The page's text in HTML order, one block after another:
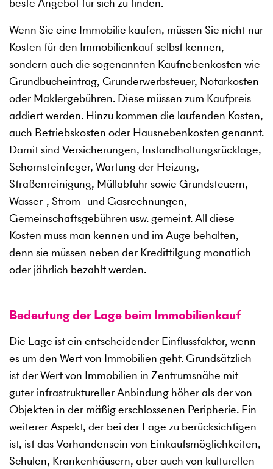
Wenn Sie eine Immobilie kaufen, müssen Sie nicht nur
Kosten für den Immobilienkauf selbst kennen,
sondern auch die sogenannten Kaufnebenkosten wie
Grundbucheintrag, Grunderwerbsteuer, Notarkosten
oder Maklergebühren. Diese müssen zum Kaufpreis
addiert werden. Hinzu kommen die laufenden Kosten,
auch Betriebskosten oder Hausnebenkosten genannt.
Damit sind Versicherungen, Instandhaltungsrücklage,
Schornsteinfeger, Wartung der Heizung,
Straßenreinigung, Müllabfuhr sowie Grundsteuern,
Wasser-, Strom- und Gasrechnungen,
Gemeinschaftsgebühren usw. gemeint. All diese
Kosten muss man kennen und im Auge behalten,
denn sie müssen neben der Kredittilgung monatlich
oder jährlich bezahlt werden.
Bedeutung der Lage beim Immobilienkauf
Die Lage ist ein entscheidender Einflussfaktor, wenn
es um den Wert von Immobilien geht. Grundsätzlich
ist der Wert von Immobilien in Zentrumsnähe mit
guter infrastruktureller Anbindung höher als der von
Objekten in der mäßig erschlossenen Peripherie. Ein
weiterer Aspekt, der bei der Lage zu berücksichtigen
ist, ist das Vorhandensein von Einkaufsmöglichkeiten,
Schulen, Krankenhäusern, aber auch von kulturellen